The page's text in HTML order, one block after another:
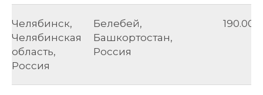
Челябинск,
Челябинская
область,
Россия
Белебей,
Башкортостан,
Россия
190.00